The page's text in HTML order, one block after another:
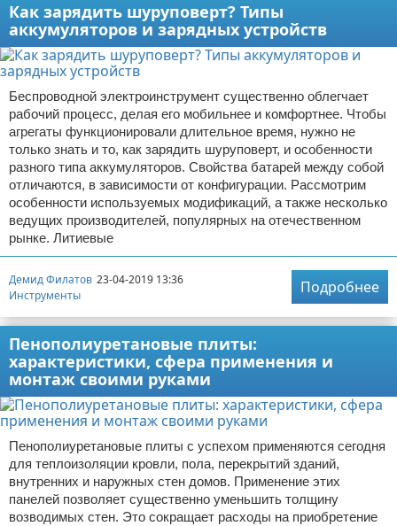
Как зарядить шуруповерт? Типы
аккумуляторов и зарядных устройств
Беспроводной электроинструмент существенно облегчает
рабочий процесс, делая его мобильнее и комфортнее. Чтобы
агрегаты функционировали длительное время, нужно не
только знать и то, как зарядить шуруповерт, и особенности
разного типа аккумуляторов. Свойства батарей между собой
отличаются, в зависимости от конфигурации. Рассмотрим
особенности используемых модификаций, а также несколько
ведущих производителей, популярных на отечественном
рынке. Литиевые
Демид Филатов 23-04-2019 13:36
Инструменты
Подробнее
Пенополиуретановые плиты:
характеристики, сфера применения и
монтаж своими руками
Пенополиуретановые плиты с успехом применяются сегодня
для теплоизоляции кровли, пола, перекрытий зданий,
внутренних и наружных стен домов. Применение этих
панелей позволяет существенно уменьшить толщину
возводимых стен. Это сокращает расходы на приобретение